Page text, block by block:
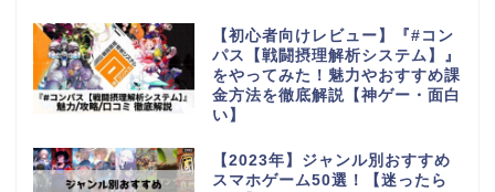
【初心者向けレビュー】『#コン
パス【戦闘摂理解析システム】』
をやってみた！魅力やおすすめ課
金方法を徹底解説【神ゲー・面白
い】
【2023年】ジャンル別おすすめ
スマホゲーム50選！【迷ったら